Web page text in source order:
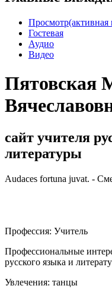
Просмотр(активная
Гостевая
Аудио
Видео
Пятовская
сайт учителя
литературы
Audaces fortuna juvat. -
Профессия: Учитель
Профессиональные
русского языка и
Увлечения: танцы